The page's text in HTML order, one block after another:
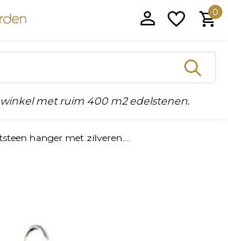
0
met ruim 400 m2 edelstenen.
hanger met zilveren...